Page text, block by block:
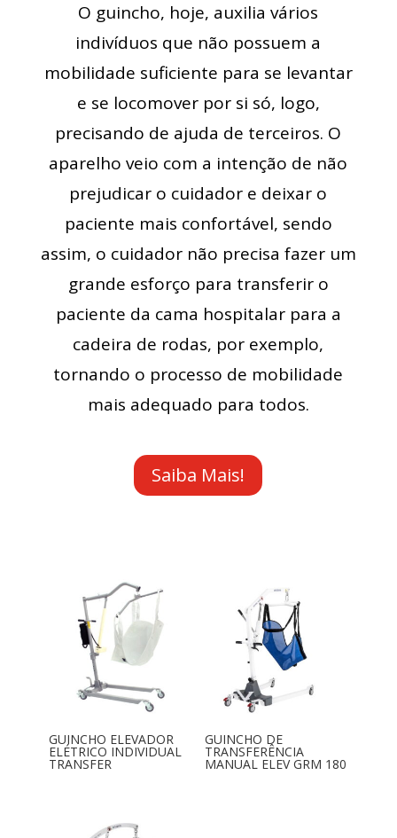
O guincho, hoje, auxilia vários
indivíduos que não possuem a
mobilidade suficiente para se levantar
e se locomover por si só, logo,
precisando de ajuda de terceiros. O
aparelho veio com a intenção de não
prejudicar o cuidador e deixar o
paciente mais confortável, sendo
assim, o cuidador não precisa fazer um
grande esforço para transferir o
paciente da cama hospitalar para a
cadeira de rodas, por exemplo,
tornando o processo de mobilidade
mais adequado para todos.
Saiba Mais!
GUINCHO ELEVADOR
ELÉTRICO INDIVIDUAL
TRANSFER
GUINCHO DE
TRANSFERÊNCIA
MANUAL ELEV GRM 180